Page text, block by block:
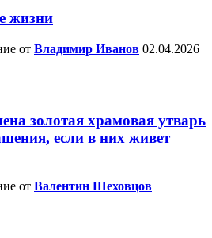
жизни
от Владимир Иванов 02.04.2026
золотая храмовая утварь
если в них живет
от Валентин Шеховцов